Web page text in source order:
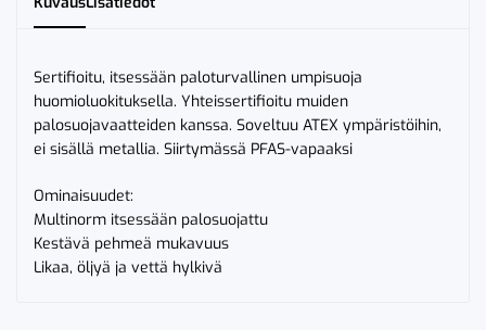
Sertifioitu, itsessään paloturvallinen umpisuoja
huomioluokituksella. Yhteissertifioitu muiden
palosuojavaatteiden kanssa. Soveltuu ATEX ympäristöihin,
ei sisällä metallia. Siirtymässä PFAS-vapaaksi
Ominaisuudet:
Multinorm itsessään palosuojattu
Kestävä pehmeä mukavuus
Likaa, öljyä ja vettä hylkivä